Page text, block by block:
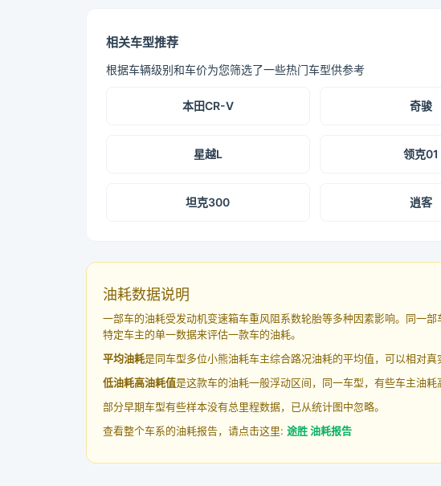
相关车型推荐
根据车辆级别和车价为您筛选了一些热门车型供参考
本田CR-V 奇骏
星越L 领克01
坦克300 逍客
油耗数据说明
一部车的油耗受发动机变速箱车重风阻系数轮胎等多种因素影响。同一
特定车主的单一数据来评估一款车的油耗。
平均油耗是同车型多位小熊油耗车主综合路况油耗的平均值，可以相对
低油耗高油耗值是这款车的油耗一般浮动区间，同一车型，有些车主油
部分早期车型有些样本没有总里程数据，已从统计图中忽略。
查看整个车系的油耗报告，请点击这里: 途胜 油耗报告